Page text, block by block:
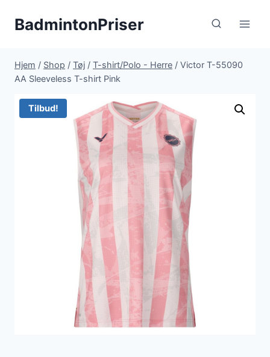
BadmintonPriser
Hjem / Shop / Tøj / T-shirt/Polo - Herre / Victor T-55090
AA Sleeveless T-shirt Pink
Tilbud!